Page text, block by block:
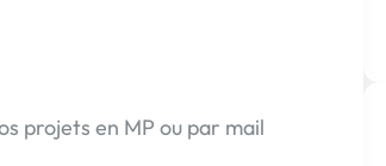
projets en MP ou par mail